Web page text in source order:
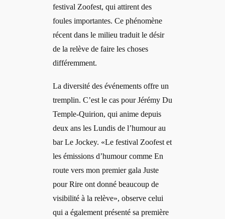
festival Zoofest, qui attirent des
foules importantes. Ce phénomène
récent dans le milieu traduit le désir
de la relève de faire les choses
différemment.
La diversité des événements offre un
tremplin. C’est le cas pour Jérémy Du
Temple-Quirion, qui anime depuis
deux ans les Lundis de l’humour au
bar Le Jockey. «Le festival Zoofest et
les émissions d’humour comme En
route vers mon premier gala Juste
pour Rire ont donné beaucoup de
visibilité à la relève», observe celui
qui a également présenté sa première